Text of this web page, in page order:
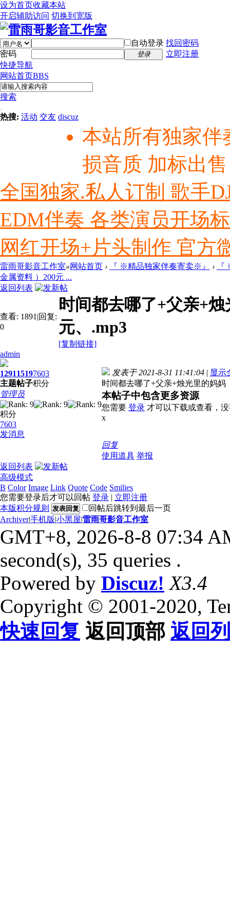
设为首页收藏本站
开启辅助访问 切换到宽版
自动登录 找回密码
密码
登录
立即注册
快捷导航
网站首页BBS
搜索
热搜: 活动 交友 discuz
本站所有独家伴
损音质 加标出
全国独家.私人订制 歌手
EDM伴奏 各类演员开场
网红开场+片头制作 官方
雷雨哥影音工作室»网站首页 › 『 ※精品独家伴奏寄卖※』 ›
金属资料 ）200元 ...
返回列表
查看: 1891 |回复:
0
时间都去哪了+父亲+
元、.mp3
[复制链接]
admin
1291
主题
1519
帖子
7603
积分
管理员
积分
7603
发消息
发表于 2021-8-31 11:41:04 | 显示
时间都去哪了+父亲+烛光里的妈妈
本帖子中包含更多资源
您需要 登录 才可以下载或查看，
x
回复
使用道具 举报
返回列表
高级模式
B Color Image Link Quote Code Smilies
您需要登录后才可以回帖 登录 | 立即注册
本版积分规则
发表回复
回帖后跳转到最后一页
Archiver|手机版|小黑屋|雷雨哥影音工作室
GMT+8, 2026-8-8 07:34
second(s), 35 queries .
Powered by Discuz! X3.4
Copyright © 2001-2020,
快速回复 返回顶部 返回